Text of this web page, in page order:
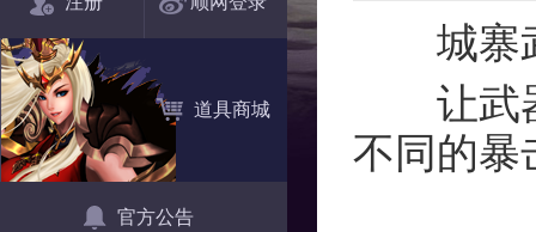
道具商城
官方公告
城寨
让武器
不同的暴